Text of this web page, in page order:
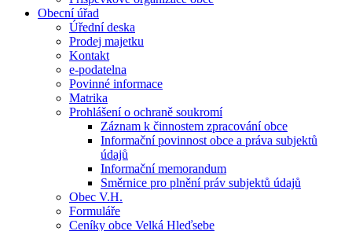
Obecní úřad
Úřední deska
Prodej majetku
Kontakt
e-podatelna
Povinné informace
Matrika
Prohlášení o ochraně soukromí
Záznam k činnostem zpracování obce
Informační povinnost obce a práva subjektů
údajů
Informační memorandum
Směrnice pro plnění práv subjektů údajů
Obec V.H.
Formuláře
Ceníky obce Velká Hleďsebe